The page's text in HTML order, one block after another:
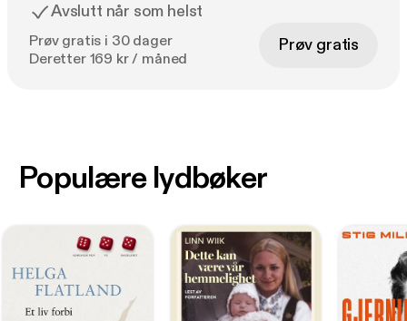
Avslutt når som helst
Prøv gratis i 30 dager
Deretter 169 kr / måned
Prøv gratis
Populære lydbøker